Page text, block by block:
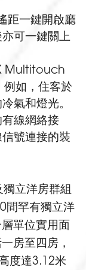
距一鍵開啟廳
可一鍵關上
Multitouch
例如，住客於
氣和燈光。
線網絡接
號連接的裝
立洋房群組
間罕有獨立洋
單位實用面
房至四房，
度達3.12米